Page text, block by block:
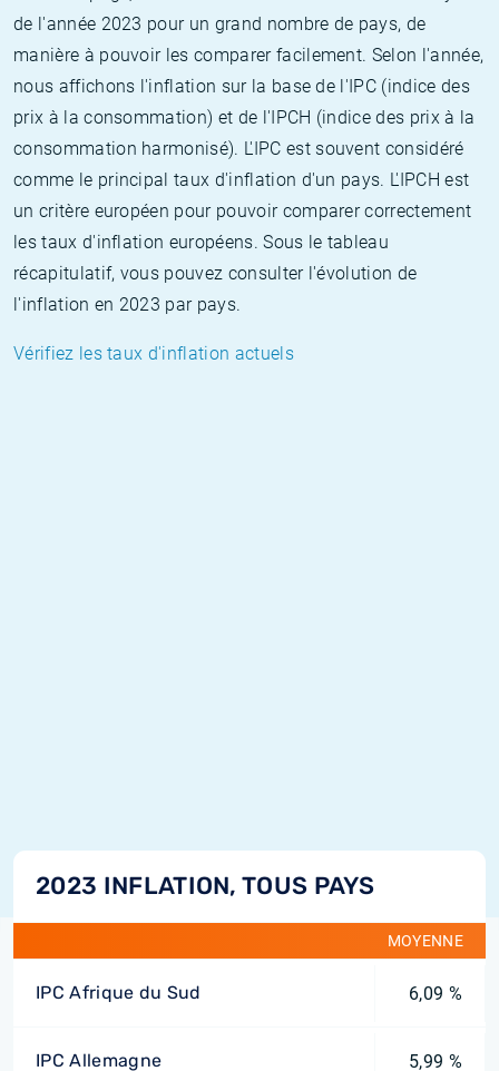
de l'année 2023 pour un grand nombre de pays, de
manière à pouvoir les comparer facilement. Selon l'année,
nous affichons l'inflation sur la base de l'IPC (indice des
prix à la consommation) et de l'IPCH (indice des prix à la
consommation harmonisé). L'IPC est souvent considéré
comme le principal taux d'inflation d'un pays. L'IPCH est
un critère européen pour pouvoir comparer correctement
les taux d'inflation européens. Sous le tableau
récapitulatif, vous pouvez consulter l'évolution de
l'inflation en 2023 par pays.
Vérifiez les taux d'inflation actuels
2023 INFLATION, TOUS PAYS
MOYENNE
IPC Afrique du Sud 6,09 %
IPC Allemagne 5,99 %